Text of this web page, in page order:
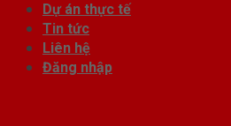
Dự án thực tế
Tin tức
Liên hệ
Đăng nhập